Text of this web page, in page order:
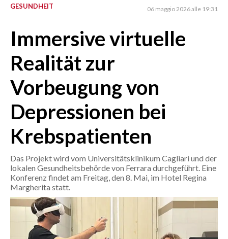
CRONACA
ITALIA
MONDO
POLITICA
ECONOMIA
SERVIZI ALLE IMPRESE
LAVORO
BANDI
SPORT IN SARDEGNA
GESUNDHEIT 06 maggio 2026 alle 19:31
Immersive virtuelle
Realität zur
Vorbeugung von
Depressionen bei
Krebspatienten
Das Projekt wird vom Universitätsklinikum Cagliari und der
lokalen Gesundheitsbehörde von Ferrara durchgeführt. Eine
Konferenz findet am Freitag, den 8. Mai, im Hotel Regina
Margherita statt.